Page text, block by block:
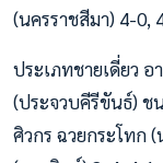
(นครราชสีมา) 4-0,
ประเภทชายเดี่ยว อ
(ประจวบคีรีขันธ์) ช
ศิวกร ฉวยกระโทก